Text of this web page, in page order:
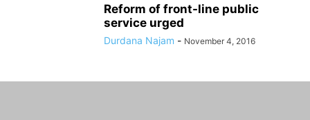
Reform of front-line public
service urged
Durdana Najam - November 4, 2016